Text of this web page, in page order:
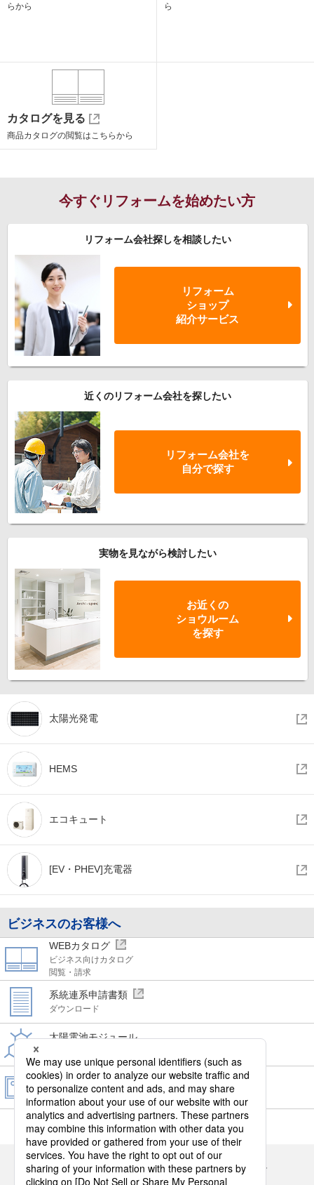
らから
ら
カタログを見る
商品カタログの閲覧はこちらから
今すぐリフォームを始めたい方
リフォーム会社探しを相談したい
リフォーム
ショップ
紹介サービス
近くのリフォーム会社を探したい
リフォーム会社を
自分で探す
実物を見ながら検討したい
お近くの
ショウルーム
を探す
太陽光発電
HEMS
エコキュート
[EV・ PHEV]充電器
ビジネスのお客様へ
WEBカタログ
ビジネス向けカタログ
閲覧・請求
系統連系申請書類
ダウンロード
太陽電池モジュール
画像データ
ダウンロード
Panasonicの住まい・くらし SNSアカウント